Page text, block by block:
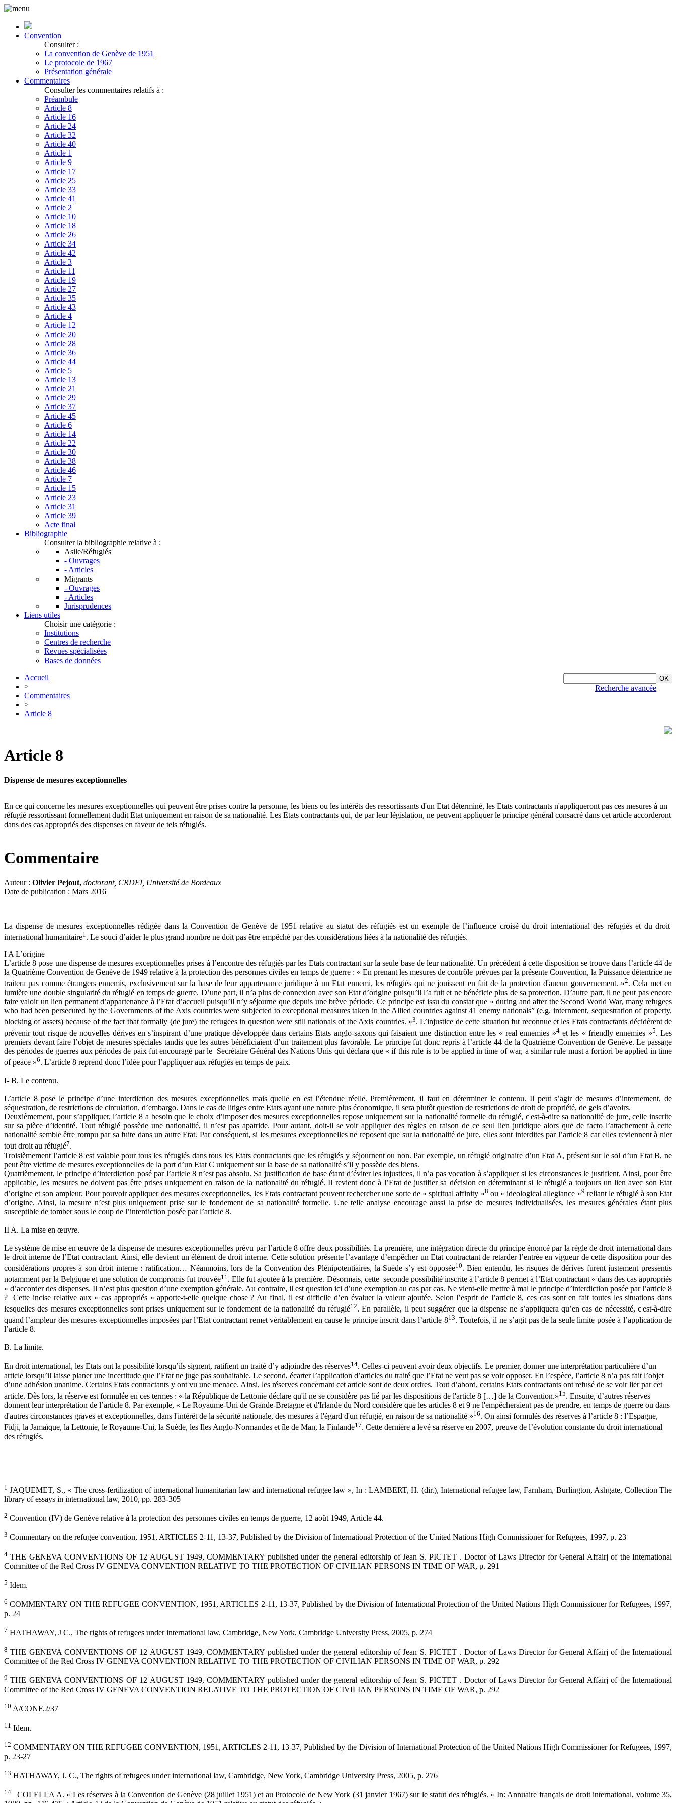
Convention
Consulter :
La convention de Genève de 1951
Le protocole de 1967
Présentation générale
Commentaires
Consulter les commentaires relatifs à :
Préambule
Article 8
Article 16
Article 24
Article 32
Article 40
Article 1
Article 9
Article 17
Article 25
Article 33
Article 41
Article 2
Article 10
Article 18
Article 26
Article 34
Article 42
Article 3
Article 11
Article 19
Article 27
Article 35
Article 43
Article 4
Article 12
Article 20
Article 28
Article 36
Article 44
Article 5
Article 13
Article 21
Article 29
Article 37
Article 45
Article 6
Article 14
Article 22
Article 30
Article 38
Article 46
Article 7
Article 15
Article 23
Article 31
Article 39
Acte final
Bibliographie
Consulter la bibliographie relative à :
Asile/Réfugiés
- Ouvrages
- Articles
Migrants
- Ouvrages
- Articles
Jurisprudences
Liens utiles
Choisir une catégorie :
Institutions
Centres de recherche
Revues spécialisées
Bases de données
Recherche avancée
Accueil
>
Commentaires
>
Article 8
Article 8
Dispense de mesures exceptionnelles
En ce qui concerne les mesures exceptionnelles qui peuvent être prises contre la personne, les biens ou les intérêts des ressortissants d'un Etat déterminé, les Etats contractants n'appliqueront pas ces mesures à un
réfugié ressortissant formellement dudit Etat uniquement en raison de sa nationalité. Les Etats contractants qui, de par leur législation, ne peuvent appliquer le principe général consacré dans cet article accorderont
dans des cas appropriés des dispenses en faveur de tels réfugiés.
Commentaire
Auteur : Olivier Pejout, doctorant, CRDEI, Université de Bordeaux
Date de publication : Mars 2016
La dispense de mesures exceptionnelles rédigée dans la Convention de Genève de 1951 relative au statut des réfugiés est un exemple de l’influence croisé du droit international des réfugiés et du droit
international humanitaire1 . Le souci d’aider le plus grand nombre ne doit pas être empêché par des considérations liées à la nationalité des réfugiés.
I A L’origine
L’article 8 pose une dispense de mesures exceptionnelles prises à l’encontre des réfugiés par les Etats contractant sur la seule base de leur nationalité. Un précédent à cette disposition se trouve dans l’article 44 de
la Quatrième Convention de Genève de 1949 relative à la protection des personnes civiles en temps de guerre : « En prenant les mesures de contrôle prévues par la présente Convention, la Puissance détentrice ne
traitera pas comme étrangers ennemis, exclusivement sur la base de leur appartenance juridique à un Etat ennemi, les réfugiés qui ne jouissent en fait de la protection d'aucun gouvernement. »2. Cela met en
lumière une double singularité du réfugié en temps de guerre. D’une part, il n’a plus de connexion avec son Etat d’origine puisqu’il l’a fuit et ne bénéficie plus de sa protection. D’autre part, il ne peut pas encore
faire valoir un lien permanent d’appartenance à l’Etat d’accueil puisqu’il n’y séjourne que depuis une brève période. Ce principe est issu du constat que « during and after the Second World War, many refugees
who had been persecuted by the Governments of the Axis countries were subjected to exceptional measures taken in the Allied countries against 41 enemy nationals” (e.g. internment, sequestration of property,
blocking of assets) because of the fact that formally (de jure) the refugees in question were still nationals of the Axis countries. »3. L’injustice de cette situation fut reconnue et les Etats contractants décidèrent de
prévenir tout risque de nouvelles dérives en s’inspirant d’une pratique développée dans certains Etats anglo-saxons qui faisaient une distinction entre les « real ennemies »4et les « friendly ennemies »5. Les
premiers devant faire l’objet de mesures spéciales tandis que les autres bénéficiaient d’un traitement plus favorable. Le principe fut donc repris à l’article 44 de la Quatrième Convention de Genève. Le passage
des périodes de guerres aux périodes de paix fut encouragé par le Secrétaire Général des Nations Unis qui déclara que « if this rule is to be applied in time of war, a similar rule must a fortiori be applied in time
of peace »6. L’article 8 reprend donc l’idée pour l’appliquer aux réfugiés en temps de paix.
I- B. Le contenu.
L’article 8 pose le principe d’une interdiction des mesures exceptionnelles mais quelle en est l’étendue réelle. Premièrement, il faut en déterminer le contenu. Il peut s’agir de mesures d’internement, de
séquestration, de restrictions de circulation, d’embargo. Dans le cas de litiges entre Etats ayant une nature plus économique, il sera plutôt question de restrictions de droit de propriété, de gels d’avoirs.
Deuxièmement, pour s’appliquer, l’article 8 a besoin que le choix d’imposer des mesures exceptionnelles repose uniquement sur la nationalité formelle du réfugié, c'est-à-dire sa nationalité de jure, celle inscrite
sur sa pièce d’identité. Tout réfugié possède une nationalité, il n’est pas apatride. Pour autant, doit-il se voir appliquer des règles en raison de ce seul lien juridique alors que de facto l’attachement à cette
nationalité semble être rompu par sa fuite dans un autre Etat. Par conséquent, si les mesures exceptionnelles ne reposent que sur la nationalité de jure, elles sont interdites par l’article 8 car elles reviennent à nier
tout droit au réfugié7.
Troisièmement l’article 8 est valable pour tous les réfugiés dans tous les Etats contractants que les réfugiés y séjournent ou non. Par exemple, un réfugié originaire d’un Etat A, présent sur le sol d’un Etat B, ne
peut être victime de mesures exceptionnelles de la part d’un Etat C uniquement sur la base de sa nationalité s’il y possède des biens.
Quatrièmement, le principe d’interdiction posé par l’article 8 n’est pas absolu. Sa justification de base étant d’éviter les injustices, il n’a pas vocation à s’appliquer si les circonstances le justifient. Ainsi, pour être
applicable, les mesures ne doivent pas être prises uniquement en raison de la nationalité du réfugié. Il revient donc à l’Etat de justifier sa décision en déterminant si le réfugié a toujours un lien avec son Etat
d’origine et son ampleur. Pour pouvoir appliquer des mesures exceptionnelles, les Etats contractant peuvent rechercher une sorte de « spiritual affinity »8 ou « ideological allegiance »9 reliant le réfugié à son Etat
d’origine. Ainsi, la mesure n’est plus uniquement prise sur le fondement de sa nationalité formelle. Une telle analyse encourage aussi la prise de mesures individualisées, les mesures générales étant plus
susceptible de tomber sous le coup de l’interdiction posée par l’article 8.
II A. La mise en œuvre.
Le système de mise en œuvre de la dispense de mesures exceptionnelles prévu par l’article 8 offre deux possibilités. La première, une intégration directe du principe énoncé par la règle de droit international dans
le droit interne de l’Etat contractant. Ainsi, elle devient un élément de droit interne. Cette solution présente l’avantage d’empêcher un Etat contractant de retarder l’entrée en vigueur de cette disposition pour des
considérations propres à son droit interne : ratification… Néanmoins, lors de la Convention des Plénipotentiaires, la Suède s’y est opposée10. Bien entendu, les risques de dérives furent justement pressentis
notamment par la Belgique et une solution de compromis fut trouvée11 . Elle fut ajoutée à la première. Désormais, cette seconde possibilité inscrite à l’article 8 permet à l’Etat contractant « dans des cas appropriés
» d’accorder des dispenses. Il n’est plus question d’une exemption générale. Au contraire, il est question ici d’une exemption au cas par cas. Ne vient-elle mettre à mal le principe d’interdiction posée par l’article 8
? Cette incise relative aux « cas appropriés » apporte-t-elle quelque chose ? Au final, il est difficile d’en évaluer la valeur ajoutée. Selon l’esprit de l’article 8, ces cas sont en fait toutes les situations dans
lesquelles des mesures exceptionnelles sont prises uniquement sur le fondement de la nationalité du réfugié12. En parallèle, il peut suggérer que la dispense ne s’appliquera qu’en cas de nécessité, c'est-à-dire
quand l’ampleur des mesures exceptionnelles imposées par l’Etat contractant remet véritablement en cause le principe inscrit dans l’article 813. Toutefois, il ne s’agit pas de la seule limite posée à l’application de
l’article 8.
B. La limite.
En droit international, les Etats ont la possibilité lorsqu’ils signent, ratifient un traité d’y adjoindre des réserves14. Celles-ci peuvent avoir deux objectifs. Le premier, donner une interprétation particulière d’un
article lorsqu’il laisse planer une incertitude que l’Etat ne juge pas souhaitable. Le second, écarter l’application d’articles du traité que l’Etat ne veut pas se voir opposer. En l’espèce, l’article 8 n’a pas fait l’objet
d’une adhésion unanime. Certains Etats contractants y ont vu une menace. Ainsi, les réserves concernant cet article sont de deux ordres. Tout d’abord, certains Etats contractants ont refusé de se voir lier par cet
article. Dès lors, la réserve est formulée en ces termes : « la République de Lettonie déclare qu'il ne se considère pas lié par les dispositions de l'article 8 […] de la Convention.»15. Ensuite, d’autres réserves
donnent leur interprétation de l’article 8. Par exemple, « Le Royaume-Uni de Grande-Bretagne et d'Irlande du Nord considère que les articles 8 et 9 ne l'empêcheraient pas de prendre, en temps de guerre ou dans
d'autres circonstances graves et exceptionnelles, dans l'intérêt de la sécurité nationale, des mesures à l'égard d'un réfugié, en raison de sa nationalité »16. On ainsi formulés des réserves à l’article 8 : l’Espagne,
Fidji, la Jamaïque, la Lettonie, le Royaume-Uni, la Suède, les Iles Anglo-Normandes et île de Man, la Finlande17. Cette dernière a levé sa réserve en 2007, preuve de l’évolution constante du droit international
des réfugiés.
1 JAQUEMET, S., « The cross-fertilization of international humanitarian law and international refugee law », In : LAMBERT, H. (dir.), International refugee law, Farnham, Burlington, Ashgate, Collection The
library of essays in international law, 2010, pp. 283-305
2 Convention (IV) de Genève relative à la protection des personnes civiles en temps de guerre, 12 août 1949, Article 44.
3 Commentary on the refugee convention, 1951, ARTICLES 2-11, 13-37, Published by the Division of International Protection of the United Nations High Commissioner for Refugees, 1997, p. 23
4 THE GENEVA CONVENTIONS OF 12 AUGUST 1949, COMMENTARY published under the general editorship of Jean S. PICTET . Doctor of Laws Director for General Affairj of the International
Committee of the Red Cross IV GENEVA CONVENTION RELATIVE TO THE PROTECTION OF CIVILIAN PERSONS IN TIME OF WAR, p. 291
5 Idem.
6 COMMENTARY ON THE REFUGEE CONVENTION, 1951, ARTICLES 2-11, 13-37, Published by the Division of International Protection of the United Nations High Commissioner for Refugees, 1997,
p. 24
7 HATHAWAY, J C., The rights of refugees under international law, Cambridge, New York, Cambridge University Press, 2005, p. 274
8 THE GENEVA CONVENTIONS OF 12 AUGUST 1949, COMMENTARY published under the general editorship of Jean S. PICTET . Doctor of Laws Director for General Affairj of the International
Committee of the Red Cross IV GENEVA CONVENTION RELATIVE TO THE PROTECTION OF CIVILIAN PERSONS IN TIME OF WAR, p. 292
9 THE GENEVA CONVENTIONS OF 12 AUGUST 1949, COMMENTARY published under the general editorship of Jean S. PICTET . Doctor of Laws Director for General Affairj of the International
Committee of the Red Cross IV GENEVA CONVENTION RELATIVE TO THE PROTECTION OF CIVILIAN PERSONS IN TIME OF WAR, p. 292
10 A/CONF.2/37
11 Idem.
12 COMMENTARY ON THE REFUGEE CONVENTION, 1951, ARTICLES 2-11, 13-37, Published by the Division of International Protection of the United Nations High Commissioner for Refugees, 1997,
p. 23-27
13 HATHAWAY, J. C., The rights of refugees under international law, Cambridge, New York, Cambridge University Press, 2005, p. 276
14
COLELLA A. « Les réserves à la Convention de Genève (28 juillet 1951) et au Protocole de New York (31 janvier 1967) sur le statut des réfugiés. » In: Annuaire français de droit international, volume 35,